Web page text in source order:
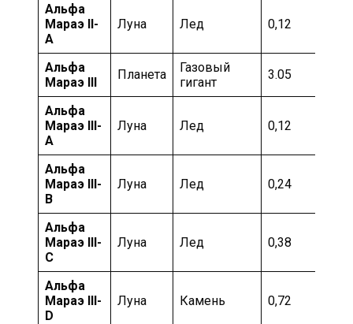
Альфа
Мараэ II-
А
Луна Лед 0,12
Альфа
Мараэ III
Планета
Газовый
гигант
3.05
Альфа
Мараэ III-
А
Луна Лед 0,12
Альфа
Мараэ III-
B
Луна Лед 0,24
Альфа
Мараэ III-
C
Луна Лед 0,38
Альфа
Мараэ III-
D
Луна Камень 0,72